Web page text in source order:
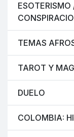
TEMAS
TAROT Y
DUELO
COLOMBIA: